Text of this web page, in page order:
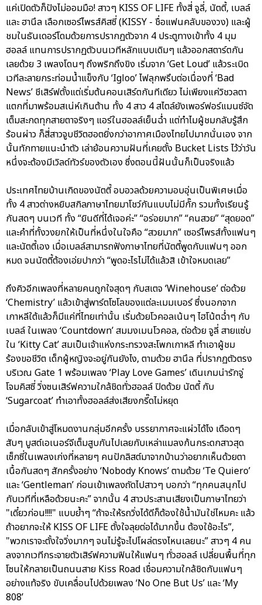
แค่เปิดตัวก็ปังไม่ออมมือ! สาวๆ KISS OF LIFE ทั้งสี่ จูลี่, นัตตี้, เบลล์
และ ฮานึล เลือกเซอร์ไพรส์คิสซี่ (KISSY - ชื่อแฟนคลับของวง) และผู้
ชมในธันเดอร์โดมด้วยการปรากฏตัวจาก 4 ประตูทางเข้าทั้ง 4 มุม
ฮอลล์ แทนการปรากฏตัวบนเวทีหลักแบบเดิมๆ แล้วออกสตาร์ตกัน
เลยด้วย 3 เพลงโดนๆ ถึงพริกถึงขิง เริ่มจาก ‘Get Loud’ แล้วระเบิด
เวทีละลายกระท่อมน้ำแข็งกับ ‘Igloo’ ไฟลุกพรึบต่อเนื่องที่ ‘Bad
News’ ชีเสิร์ฟตั้งแต่เริ่มต้นคอนเสิร์ตกันทีเดียว ไม่เพียงแค่วิชวลตา
แตกที่มาพร้อมสเน่ห์เกินต้าน ทั้ง 4 สาว 4 สไตล์ยังเพอร์ฟอร์แมนซ์จัด
เต็มสะกดทุกสายตาจริงๆ แอร์ในฮอลล์เย็นฉ่ำ แต่ทำไมผู้ชมกลับรู้สึก
ร้อนผ่าว ก็สี่สาวจูบชีวิตฮอตยิ่งกว่าอากาศเมืองไทยไปมากนั่นเอง จาก
นั้นทักทายแนะนำตัว เล่าย้อนความฝันที่เคยตั้ง Bucket Lists ไว้ว่าวัน
หนึ่งจะต้องมีเวิลด์ทัวร์ของตัวเอง ซึ่งตอนนี้ฝันนั้นก็เป็นจริงแล้ว
ประเทศไทยบ้านเกิดของนัตตี้ อบอวลด้วยความอบอุ่นเป็นพิเศษเมื่อ
ทั้ง 4 สาวต่างหยิบสกิลภาษาไทยมาโชว์กันแบบไม่มีกั๊ก รวมทั้งเรียนรู้
กันสดๆ บนเวที ทั้ง “ยินดีที่ได้เจอค่ะ” “อร่อยมาก” “คนสวย” “สุดยอด”
และคำที่ทั้งวงยกให้เป็นที่หนึ่งในใจคือ “สวยมาก” เซอร์ไพรส์ทั้งแฟนๆ
และนัตตี้เอง เมื่อเบลล์สามารถฟังภาษาไทยที่นัตตี้พูดกับแฟนๆ ออก
หมด จนนัตตี้ต้องเอ่ยปากว่า “พูดอะไรไม่ได้แล้วสิ เข้าใจหมดเลย”
ถึงคิวอีกเพลงที่หลายคนถูกใจสุดๆ กับสเตจ ‘Winehouse’ ต่อด้วย
‘Chemistry’ แล้วเข้าสู่พาร์ตโซโลของแต่ละเมมเบอร์ ซึ่งนอกจาก
เกาหลีใต้แล้วก็มีแค่ที่ไทยเท่านั้น เริ่มด้วยโวคอลเน้นๆ ไฮโน้ตฉ่ำๆ กับ
เบลล์ ในเพลง ‘Countdown’ สมมงเมนโวคอล, ต่อด้วย จูลี่ สายแซ่บ
ใน ‘Kitty Cat’ สมเป็นเจ้าแห่งกระทรวงสะโพกเกาหลี ทำเอาผู้ชม
ร้องขอชีวิต เด็กผู้หญิงจะอยู่กันยังไง, ตามด้วย ฮานึล ที่ปรากฏตัวตรง
บริเวณ Gate 1 พร้อมเพลง ‘Play Love Games’ เดินเกมน่ารักจู่
โจมคิสซี่ วิ่งซนเสิร์ฟความใกล้ชิดทั่วฮอลล์ ปิดด้วย นัตตี้ กับ
‘Sugarcoat’ ทำเอาทั้งฮอลล์ส่งเสียงกรี๊ดไม่หยุด
เมื่อกลับเข้าสู่โหมดงานกลุ่มอีกครั้ง บรรยากาศจะแผ่วได้ไง เดือดๆ
สับๆ บูสต์เอเนอร์จีเต็มสูบกันไปเลยกับเหล่าแมลงก้นกระดกสาวสุด
เซ็กซี่ในเพลงเก่งที่หลายๆ คนปักลิสต์มาจากบ้านว่าอยากเห็นด้วยตา
เนื้อกันสดๆ สักครั้งอย่าง ‘Nobody Knows’ ตามด้วย ‘Te Quiero’
และ ‘Gentleman’ ก่อนเข้าเพลงถัดไปสาวๆ บอกว่า “ทุกคนสนุกไป
กับเวทีที่เหลือด้วยนะคะ” จากนั้น 4 สาวประสานเสียงเป็นภาษาไทยว่า
"เดี๋ยวก่อน!!!!" แบบย้ำๆ “ถ้าจะให้รถวิ่งได้ดีก็ต้องใช้น้ำมันใช่ไหมคะ แล้ว
ถ้าอยากจะให้ KISS OF LIFE ตั้งใจลุยต่อได้มากขึ้น ต้องใช้อะไร”,
"พวกเราจะตั้งใจวิ่งมากๆ จนไม่รู้จะไปโผล่ตรงไหนเลยนะ” สาวๆ 4 คน
ลงจากเวทีกระจายตัวเสิร์ฟความฟินให้แฟนๆ ทั่วฮอลล์ เปลี่ยนพื้นที่ทุก
โซนให้กลายเป็นถนนสาย Kiss Road เชื่อมความใกล้ชิดกับแฟนๆ
อย่างแท้จริง ขับเคลื่อนไปด้วยเพลง ‘No One But Us’ และ ‘My
808’